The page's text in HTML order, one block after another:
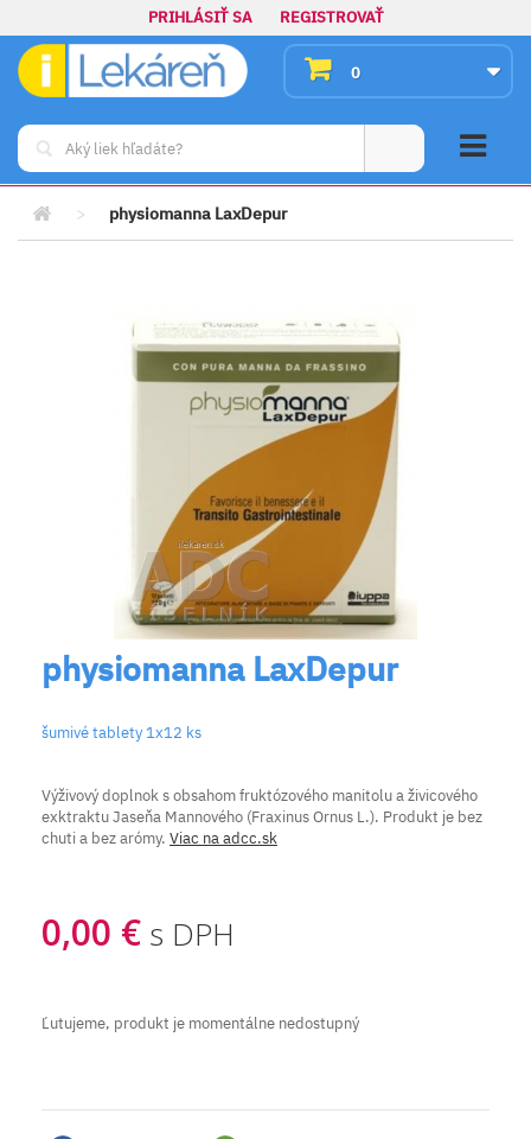
PRIHLÁSIŤ SA REGISTROVAŤ
0
> physiomanna LaxDepur
physiomanna LaxDepur
šumivé tablety 1x12 ks
Výživový doplnok s obsahom fruktózového manitolu a živicového
exktraktu Jaseňa Mannového (Fraxinus Ornus L.). Produkt je bez
chuti a bez arómy. Viac na adcc.sk
0,00 € s DPH
Ľutujeme, produkt je momentálne nedostupný